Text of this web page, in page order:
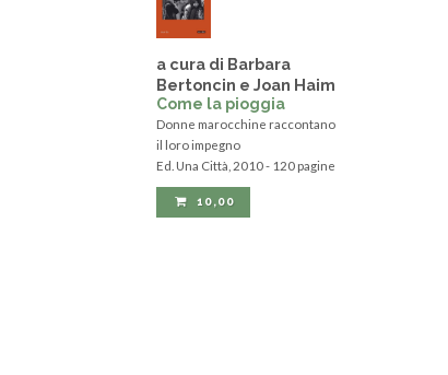
a cura di Barbara
Bertoncin e Joan Haim
Come la pioggia
Donne marocchine raccontano
il loro impegno
Ed. Una Città, 2010 - 120 pagine
10,00